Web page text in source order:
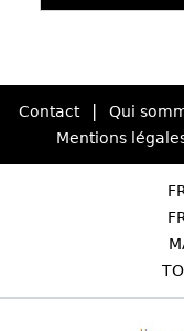
Contact Qui
Mentions